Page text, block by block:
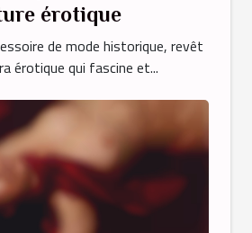
érotique
de mode historique, revêt
érotique qui fascine et...